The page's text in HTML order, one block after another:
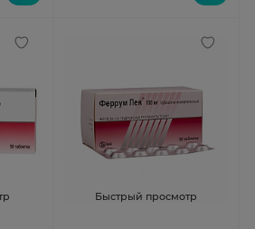
Быстрый просмотр